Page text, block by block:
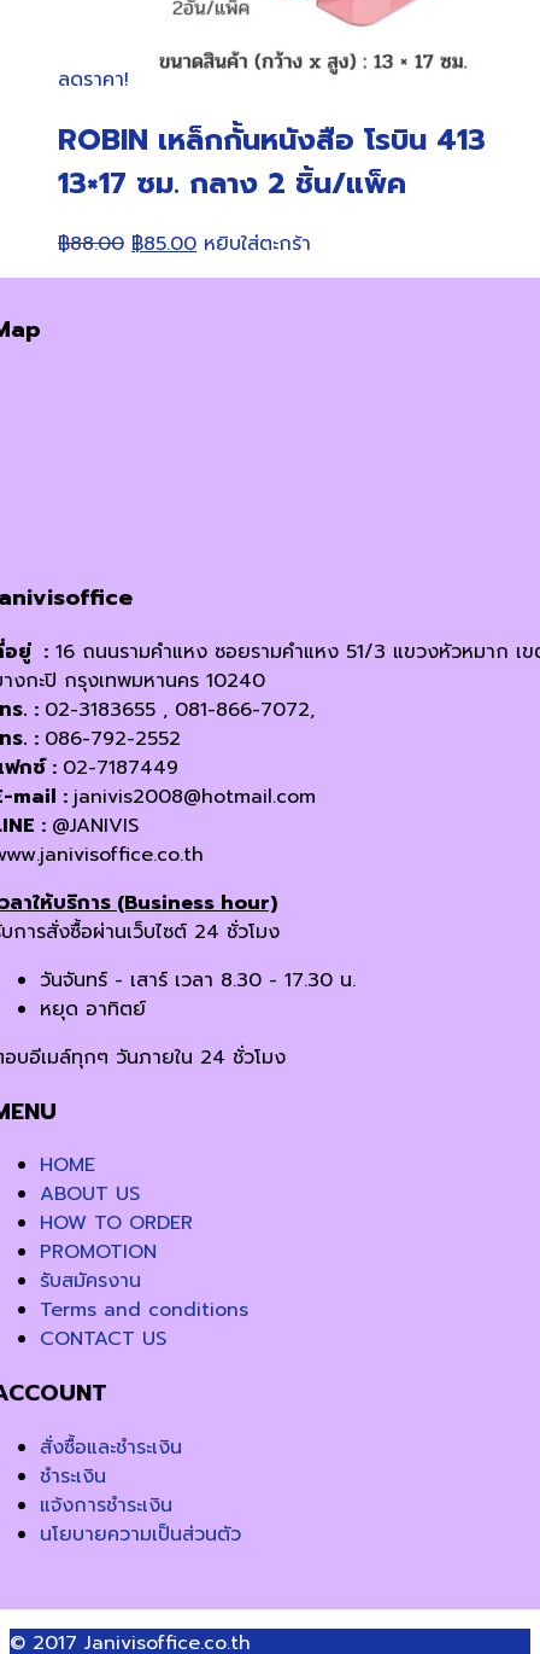
ลดราคา!
ROBIN เหล็กกั้นหนังสือ โรบิน 413
13×17 ซม. กลาง 2 ชิ้น/แพ็ค
฿88.00 Original
price
฿85.00Current
price
หยิบใส่ตะกร้า
อยู่ : 16 ถนนรามคำแหง ซอยรามคำแหง 51/3 แขวงหัวหมาก เ
งกะปิ กรุงเทพมหานคร 10240
ร. : 02-3183655 , 081-866-7072,
ร. : 086-792-2552
กซ์ : 02-7187449
mail : janivis2008@hotmail.com
: @JANIVIS
ลาให้บริการ (Business hour)
การสั่งซื้อผ่านเว็บไซต์ 24 ชั่วโมง
วันจันทร์ - เสาร์ เวลา 8.30 - 17.30 น.
หยุด อาทิตย์
บอีเมล์ทุกๆ วันภายใน 24 ชั่วโมง
HOME
ABOUT US
HOW TO ORDER
PROMOTION
รับสมัครงาน
Terms and conditions
CONTACT US
สั่งซื้อและชำระเงิน
ชำระเงิน
แจ้งการชำระเงิน
นโยบายความเป็นส่วนตัว
© 2017 Janivisoffice.co.th